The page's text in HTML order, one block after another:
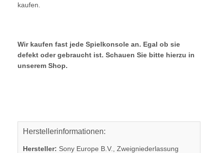
kaufen.
Wir kaufen fast jede Spielkonsole an. Egal ob sie
defekt oder gebraucht ist. Schauen Sie bitte hierzu in
unserem Shop.
Herstellerinformationen:
Hersteller: Sony Europe B.V., Zweigniederlassung